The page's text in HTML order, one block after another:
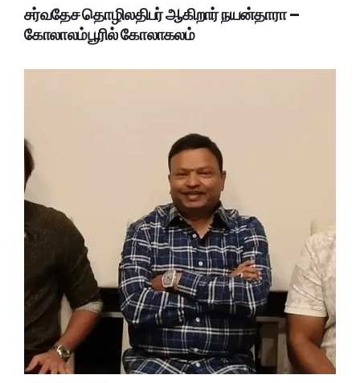
சர்வதேச தொழிலதிபர் ஆகிறார் நயன்தாரா –
கோலாலம்பூரில் கோலாகலம்